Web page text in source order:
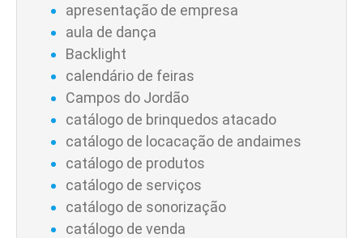
apresentação de empresa
aula de dança
Backlight
calendário de feiras
Campos do Jordão
catálogo de brinquedos atacado
catálogo de locacação de andaimes
catálogo de produtos
catálogo de serviços
catálogo de sonorização
catálogo de venda